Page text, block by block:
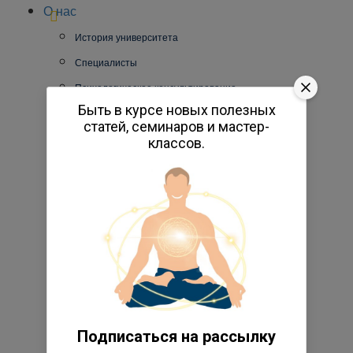
О нас
История университета
Специалисты
Психологическое консультирование
Персональные занятия йогой
Книги по йоге
Исследовательский центр
Реестр выпускников
Супервизоры
Работы студентов
Отзывы
Быть в курсе новых полезных
статей, семинаров и мастер-
классов.
Подписаться на рассылку